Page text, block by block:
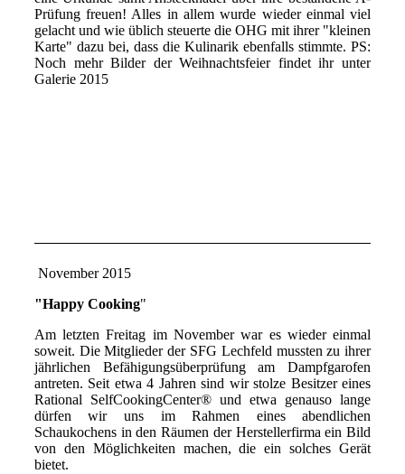
Prüfung freuen! Alles in allem wurde wieder einmal viel
gelacht und wie üblich steuerte die OHG mit ihrer "kleinen
Karte" dazu bei, dass die Kulinarik ebenfalls stimmte. PS:
Noch mehr Bilder der Weihnachtsfeier findet ihr unter
Galerie 2015
November 2015
"Happy Cooking"
Am letzten Freitag im November war es wieder einmal
soweit. Die Mitglieder der SFG Lechfeld mussten zu ihrer
jährlichen Befähigungsüberprüfung am Dampfgarofen
antreten. Seit etwa 4 Jahren sind wir stolze Besitzer eines
Rational SelfCookingCenter® und etwa genauso lange
dürfen wir uns im Rahmen eines abendlichen
Schaukochens in den Räumen der Herstellerfirma ein Bild
von den Möglichkeiten machen, die ein solches Gerät
bietet.